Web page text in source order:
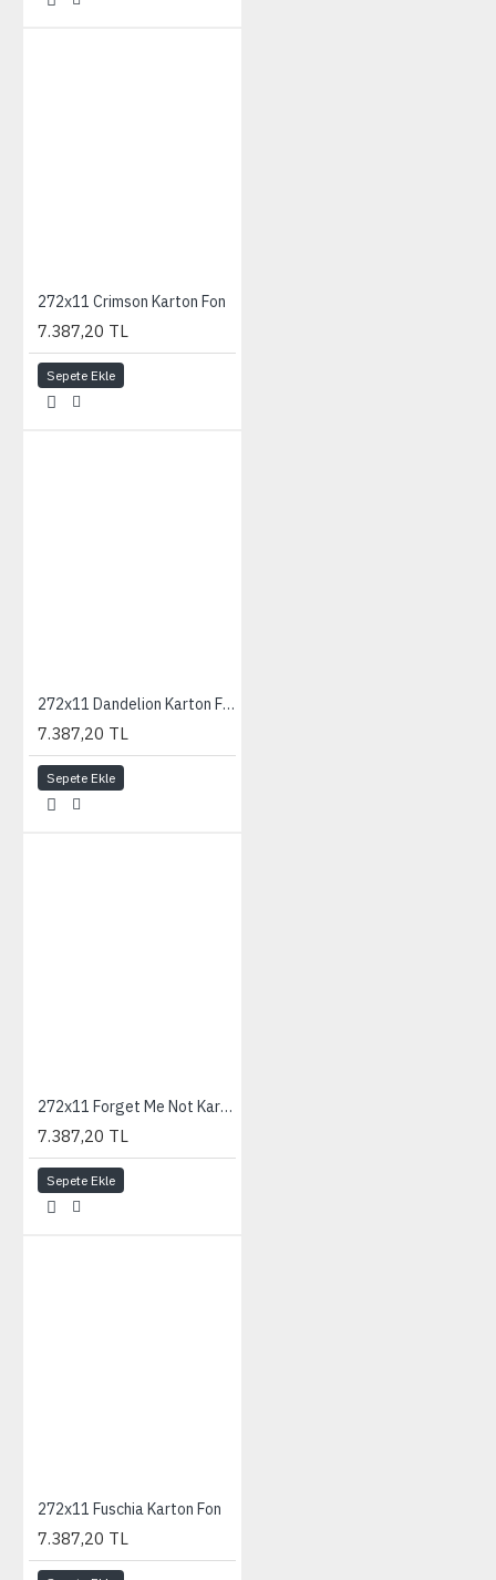
272x11 Crimson Karton Fon
7.387,20 TL
Sepete Ekle
272x11 Dandelion Karton Fon
7.387,20 TL
Sepete Ekle
272x11 Forget Me Not Karton Fon
7.387,20 TL
Sepete Ekle
272x11 Fuschia Karton Fon
7.387,20 TL